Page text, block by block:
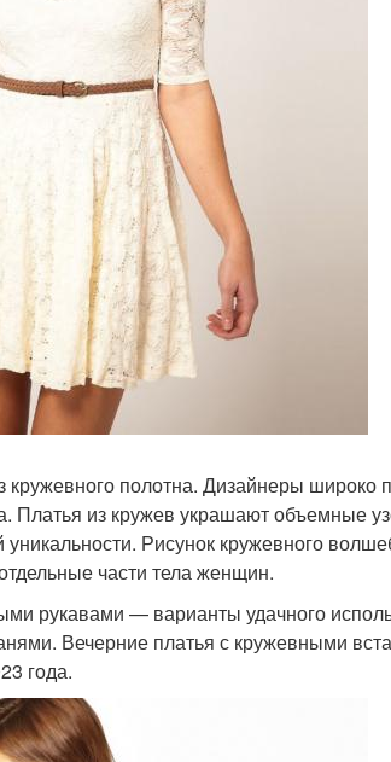
кружевного полотна. Дизайнеры широко
Платья из кружев украшают объемные
Рисунок кружевного
части тела женщин.
рукавами — варианты удачного
Вечерние платья с кружевными
года.